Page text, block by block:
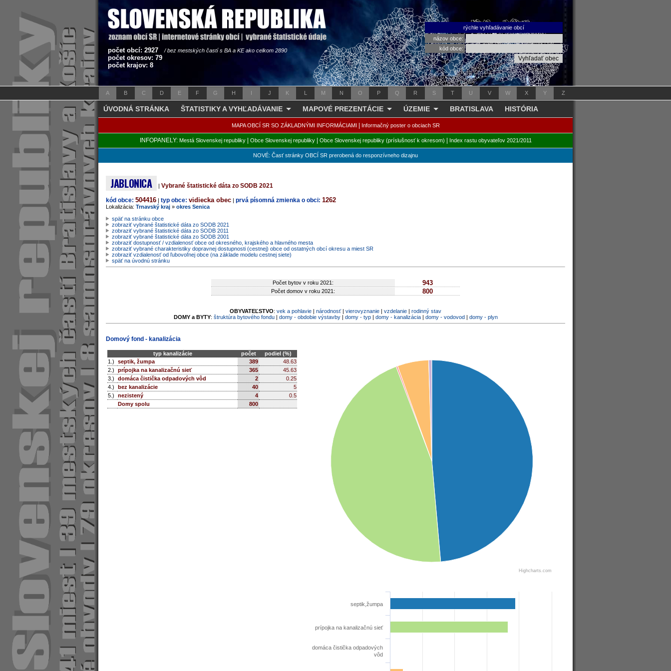
počet obcí: 2927 / bez mestských častí s BA a KE ako celkom 2890
počet okresov: 79
počet krajov: 8
rýchle vyhľadávanie obcí
názov obce:
kód obce:
A B C D E F G H I J K L M N O P Q R S T U V W X Y Z
ÚVODNÁ STRÁNKA ŠTATISTIKY A VYHĽADÁVANIE MAPOVÉ PREZENTÁCIE ÚZEMIE BRATISLAVA HISTÓRIA
MAPA OBCÍ SR SO ZÁKLADNÝMI INFORMÁCIAMI Informačný poster o obciach SR
INFOPANELY: Mestá Slovenskej republiky| Obce Slovenskej republiky| Obce Slovenskej republiky (príslušnosť k okresom) Index rastu obyvateľov 2021/2011
NOVÉ: Časť stránky OBCÍ SR prerobená do responzívneho dizajnu
JABLONICA | Vybrané štatistické dáta zo SODB 2021
kód obce: 504416 | typ obce: vidiecka obec | prvá písomná zmienka o obci: 1262
Lokalizácia: Trnavský kraj » okres Senica
späť na stránku obce
zobraziť vybrané štatistické dáta zo SODB 2021
zobraziť vybrané štatistické dáta zo SODB 2011
zobraziť vybrané štatistické dáta zo SODB 2001
zobraziť dostupnosť / vzdialenosť obce od okresného, krajského a hlavného mesta
zobraziť vybrané charakteristiky dopravnej dostupnosti (cestnej) obce od ostatných obcí okresu a miest SR
zobraziť vzdialenosť od ľubovoľnej obce (na základe modelu cestnej siete)
späť na úvodnú stránku
Počet bytov v roku 2021: 943
Počet domov v roku 2021: 800
OBYVATEĽSTVO: vek a pohlavie | národnosť| vierovyznanie | vzdelanie | rodinný stav
DOMY a BYTY: štruktúra bytového fondu| domy - obdobie výstavby| domy - typ| domy - kanalizácia| domy - vodovod| domy - plyn
Domový fond - kanalizácia
typ kanalizácie počet
podiel (%)
1.)
septik, žumpa 389
48.63
2.)
prípojka na kanalizačnú sieť 365
45.63
3.)
domáca čistička odpadových vôd 2
0.25
4.)
bez kanalizácie 40
5
5.)
nezistený 4
0.5
Domy spolu
800
Highcharts.com
septik,žumpa
prípojka na kanalizačnú sieť
domáca čistička odpadových
vôd